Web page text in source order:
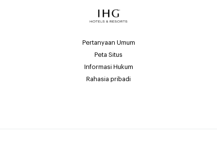
Pertanyaan Umum
Peta Situs
Informasi Hukum
Rahasia pribadi